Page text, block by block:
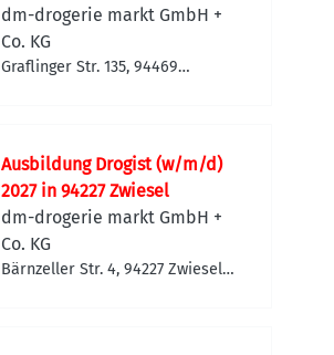
dm-drogerie markt GmbH +
Co. KG
Graflinger Str. 135, 94469
Ausbildung Drogist (w/m/d)
2027 in 94227 Zwiesel
dm-drogerie markt GmbH +
Co. KG
Bärnzeller Str. 4, 94227 Zwiesel,